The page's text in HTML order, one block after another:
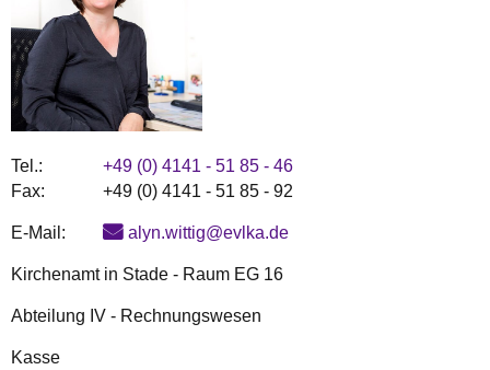
Tel.:
+49 (0) 4141 - 51 85 - 46
Fax:
+49 (0) 4141 - 51 85 - 92
E-Mail: alyn.wittig@evlka.de
Kirchenamt in Stade - Raum EG 16
Abteilung IV - Rechnungswesen
Kasse